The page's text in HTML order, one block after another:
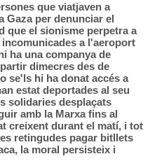
que viatjaven a
Gaza per denunciar el
que el sionisme perpetra a
a l'aeroport
ha una companya de
dimecres des de
se'ls hi ha donat accés a
estat deportades al seu
solidaries desplaçats
amb la Marxa fins al
creixent durant el matí, i tot
retingudes pagar bitllets
la moral persisteix i